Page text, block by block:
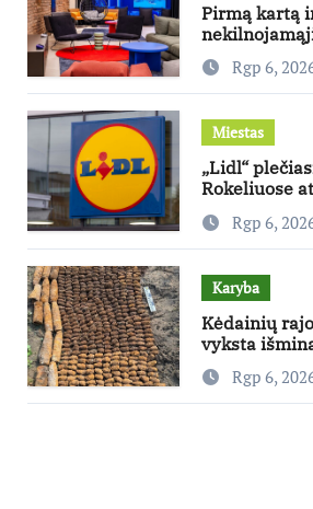
Pirmą kartą
pataria, kaip
kurisRgp 6,
Miestas
„Lidl“
Rokeliuose
parduotuvė
Rgp 6,
Karyba
Kėdainių
vyksta
rastas
pasaulinio
standartinės
Rgp 6,